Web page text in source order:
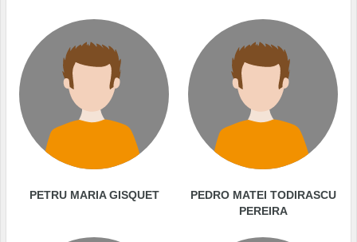
PETRU MARIA GISQUET
PEDRO MATEI TODIRASCU
PEREIRA